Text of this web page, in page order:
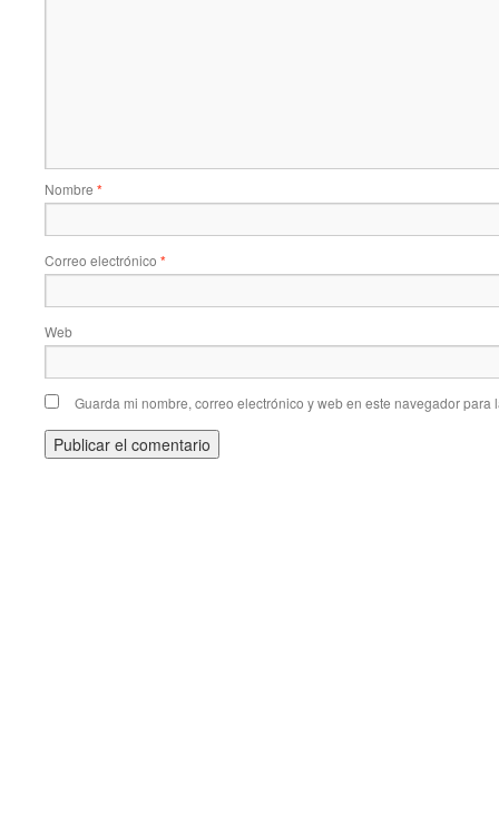
Nombre *
Correo electrónico *
Web
Guarda mi nombre, correo electrónico y web en este navegador para